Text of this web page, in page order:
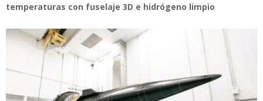
temperaturas con fuselaje 3D e hidrógeno limpio